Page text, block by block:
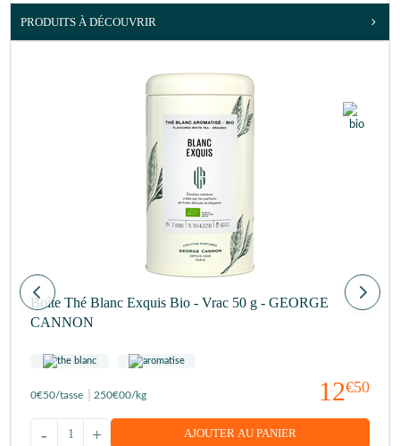
PRODUITS À DÉCOUVRIR
Boîte Thé Blanc Exquis Bio - Vrac 50 g - GEORGE
CANNON
12€50
0€50/tasse 250€00/kg
+
- AJOUTER AU PANIER